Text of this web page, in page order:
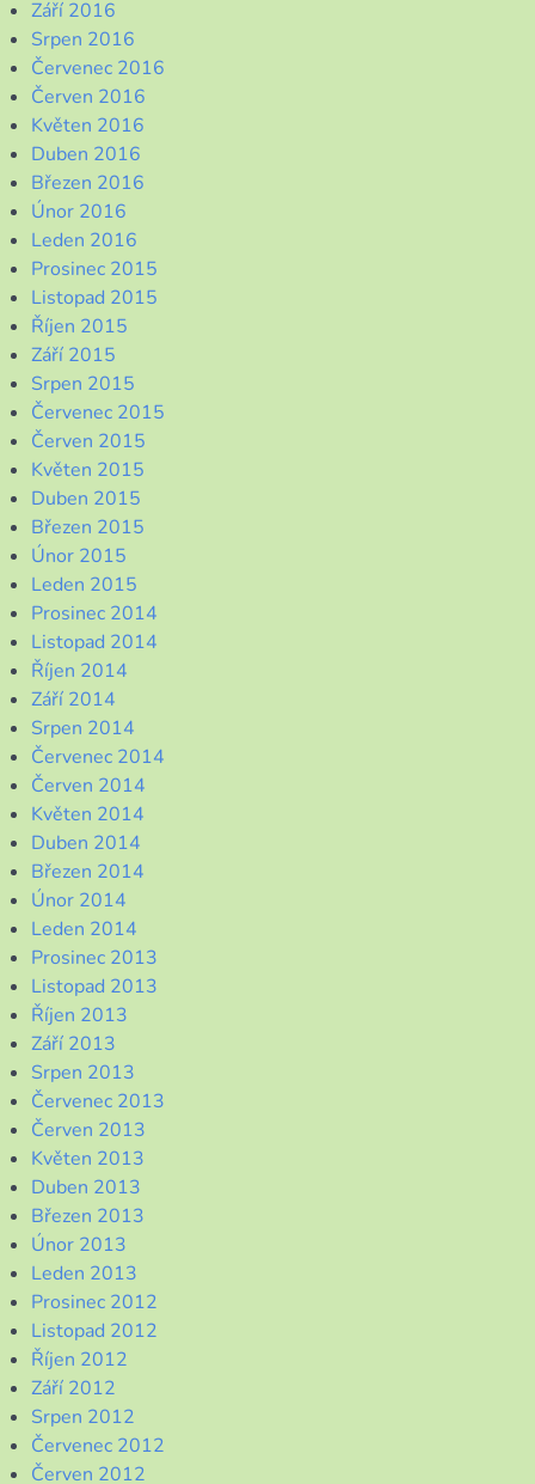
Září 2016
Srpen 2016
Červenec 2016
Červen 2016
Květen 2016
Duben 2016
Březen 2016
Únor 2016
Leden 2016
Prosinec 2015
Listopad 2015
Říjen 2015
Září 2015
Srpen 2015
Červenec 2015
Červen 2015
Květen 2015
Duben 2015
Březen 2015
Únor 2015
Leden 2015
Prosinec 2014
Listopad 2014
Říjen 2014
Září 2014
Srpen 2014
Červenec 2014
Červen 2014
Květen 2014
Duben 2014
Březen 2014
Únor 2014
Leden 2014
Prosinec 2013
Listopad 2013
Říjen 2013
Září 2013
Srpen 2013
Červenec 2013
Červen 2013
Květen 2013
Duben 2013
Březen 2013
Únor 2013
Leden 2013
Prosinec 2012
Listopad 2012
Říjen 2012
Září 2012
Srpen 2012
Červenec 2012
Červen 2012